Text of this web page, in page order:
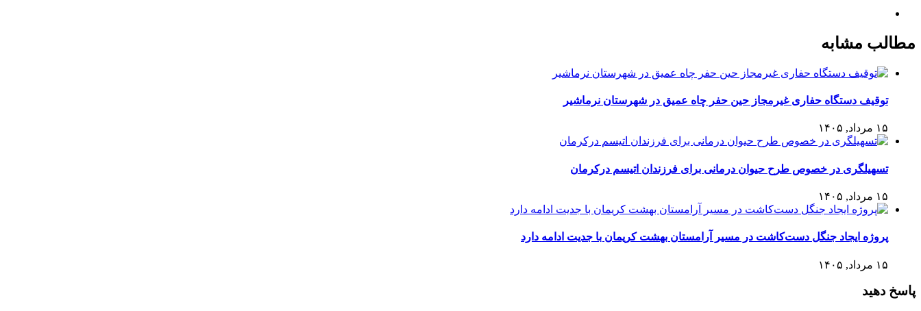
مطالب مشابه
توقیف دستگاه حفاری غیرمجاز حین حفر چاه عمیق در شهرستان نرماشیر
۱۵ مرداد, ۱۴۰۵
تسهیلگری در خصوص طرح حیوان درمانی برای فرزندان اتیسم درکرمان
۱۵ مرداد, ۱۴۰۵
پروژه ایجاد جنگل دست‌کاشت در مسیر آرامستان بهشت کریمان با جدیت ادامه دارد
۱۵ مرداد, ۱۴۰۵
پاسخ دهید